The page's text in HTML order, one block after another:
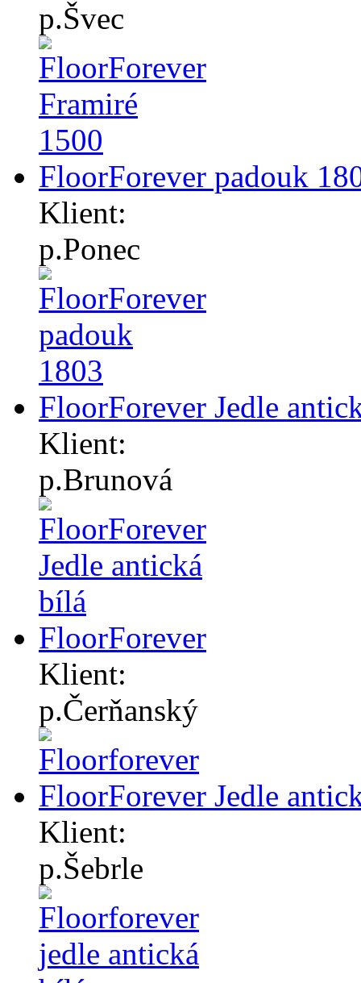
p.Švec
FloorForever padouk
Klient:
p.Ponec
FloorForever Jedle
Klient:
p.Brunová
FloorForever
Klient:
p.Čerňanský
FloorForever Jedle
Klient:
p.Šebrle